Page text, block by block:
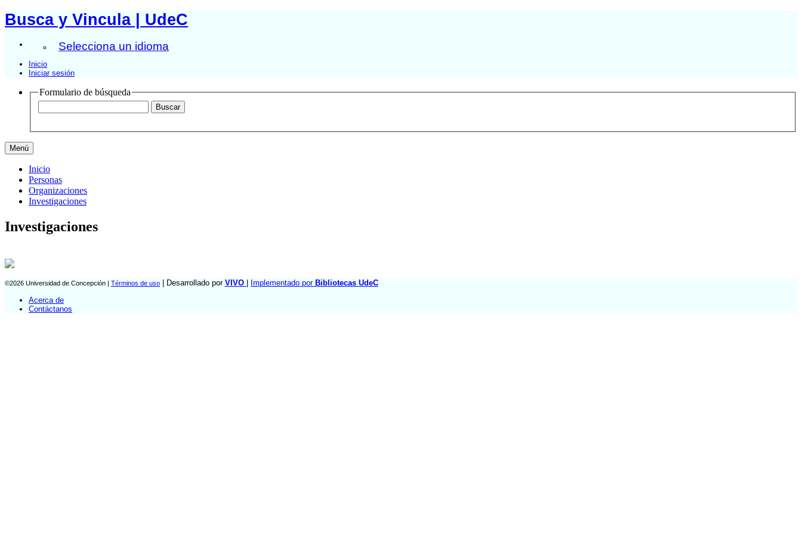
Busca y Vincula | UdeC
Selecciona un idioma
Inicio
Iniciar sesión
Formulario de búsqueda
Menú
Inicio
Personas
Organizaciones
Investigaciones
Investigaciones
©2026 Universidad de Concepción | Términos de uso | Desarrollado por VIVO Implementado por Bibliotecas UdeC
Acerca de
Contáctanos